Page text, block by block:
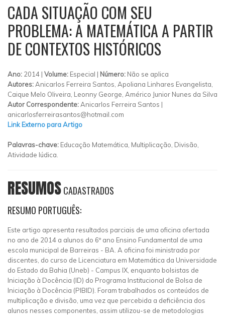
CADA SITUAÇÃO COM SEU
PROBLEMA: A MATEMÁTICA A PARTIR
DE CONTEXTOS HISTÓRICOS
Ano: 2014 | Volume: Especial | Número: Não se aplica
Autores:Anicarlos Ferreira Santos, Apoliana Linhares Evangelista,
Caique Melo Oliveira, Leonny George, Américo Junior Nunes da Silva
Autor Correspondente:Anicarlos Ferreira Santos |
anicarlosferreirasantos@hotmail.com
Link Externo para Artigo
Palavras-chave: Educação Matemática, Multiplicação, Divisão,
Atividade lúdica.
RESUMOSCADASTRADOS
RESUMO PORTUGUÊS:
Este artigo apresenta resultados parciais de uma oficina ofertada
no ano de 2014 a alunos do 6º ano Ensino Fundamental de uma
escola municipal de Barreiras - BA. A oficina foi ministrada por
discentes, do curso de Licenciatura em Matemática da Universidade
do Estado da Bahia (Uneb) - Campus IX, enquanto bolsistas de
Iniciação à Docência (ID) do Programa Institucional de Bolsa de
Iniciação à Docência (PIBID). Foram trabalhados os conteúdos de
multiplicação e divisão, uma vez que percebida a deficiência dos
alunos nesses componentes, assim utilizou-se de metodologias